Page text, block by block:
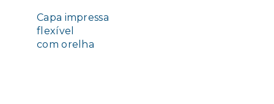
Capa impressa
flexível
com orelha